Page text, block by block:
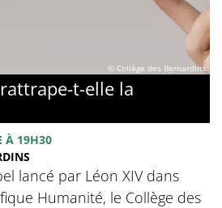
© Collège des Bernardins
t-elle la
À 19H30
lancé par Léon XIV dans
Humanité, le Collège des